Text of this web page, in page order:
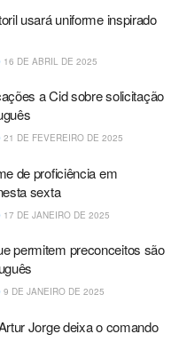
usará uniforme inspirado
16 DE ABRIL DE 2025
a Cid sobre solicitação
21 DE FEVEREIRO DE 2025
de proficiência em
sexta
17 DE JANEIRO DE 2025
permitem preconceitos são
9 DE JANEIRO DE 2025
Jorge deixa o comando